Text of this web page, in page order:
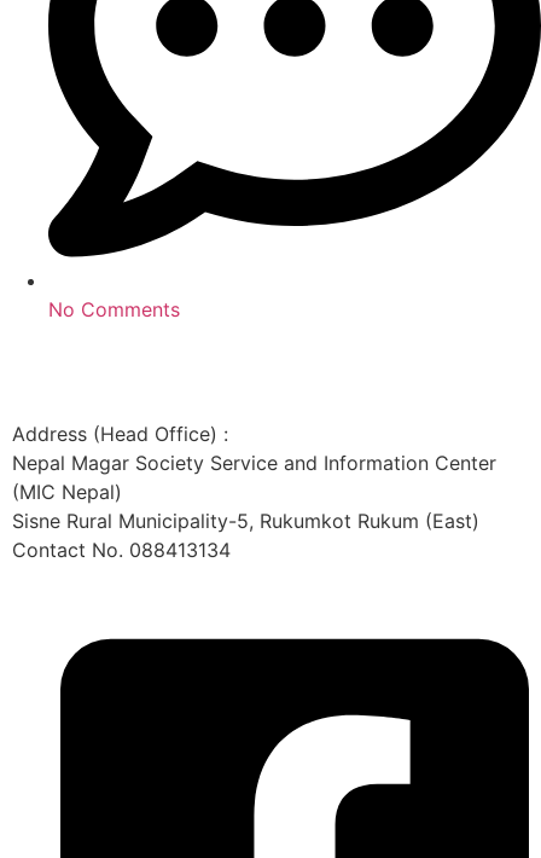
No Comments
Address (Head Office) :
Nepal Magar Society Service and Information Center
(MIC Nepal)
Sisne Rural Municipality-5, Rukumkot Rukum (East)
Contact No. 088413134